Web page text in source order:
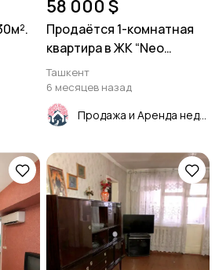
58 000 $
Продаётся 1-комнатная
квартира в ЖК “Neo
House”Узбум Ориентир:
метро Дустлик1/8/10. 42 м²
Ташкент
6 месяцев назад